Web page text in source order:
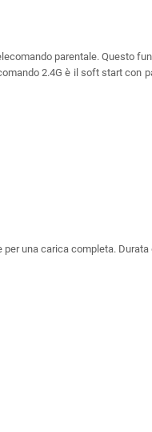
parentale. Questo
2.4G è il soft start con
una carica completa. Durata